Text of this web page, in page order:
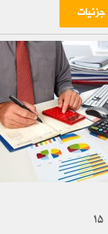
جزئیات
۱۵